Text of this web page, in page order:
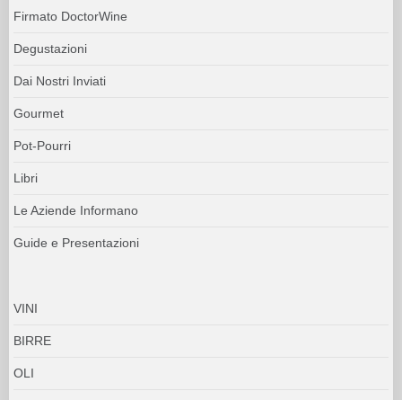
Firmato DoctorWine
Degustazioni
Dai Nostri Inviati
Gourmet
Pot-Pourri
Libri
Le Aziende Informano
Guide e Presentazioni
VINI
BIRRE
OLI